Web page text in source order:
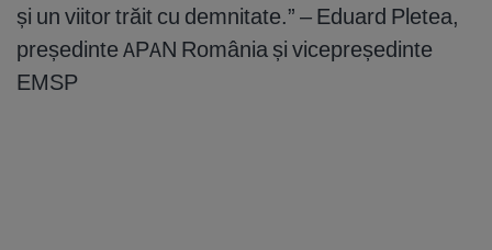
și un viitor trăit cu demnitate.” – Eduard Pletea,
președinte APAN România și vicepreședinte
EMSP